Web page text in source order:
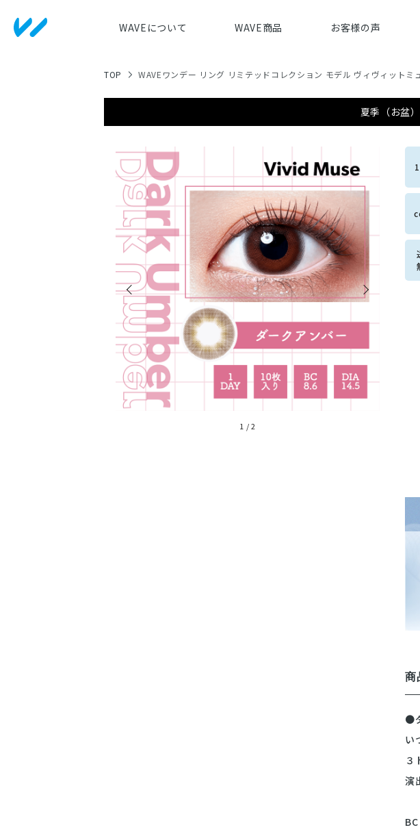
WAVEについて WAVE商品 お客様の声
TOP WAVEワンデー リング リミテッドコレクション モデル ヴィヴィットミ
夏季（お盆
1 /2
商
●
い
３
演